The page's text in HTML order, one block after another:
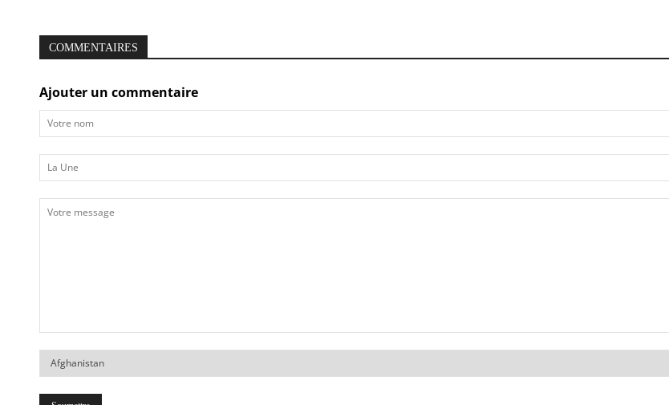
COMMENTAIRES
Ajouter un commentaire
Votre
nom
La
Une
message
Votre
Pays